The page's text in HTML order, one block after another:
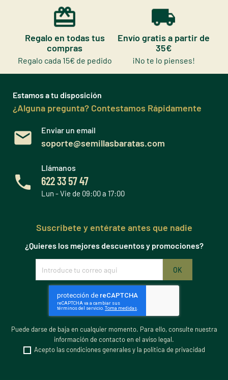
Regalo en todas tus
compras
Regalo cada 15€ de pedido
Envío gratis a partir de
35€
¡No te lo pienses!
Estamos a tu disposición
¿Alguna pregunta? Contestamos Rápidamente
Enviar un email
soporte@semillasbaratas.com
Llámanos
622 33 57 47
Lun - Vie de 09:00 a 17:00
Suscribete y entérate antes que nadie
¿Quieres los mejores descuentos y promociones?
Puede darse de baja en cualquier momento. Para ello, consulte nuestra
información de contacto en el aviso legal.
Acepto las condiciones generales y la política de privacidad